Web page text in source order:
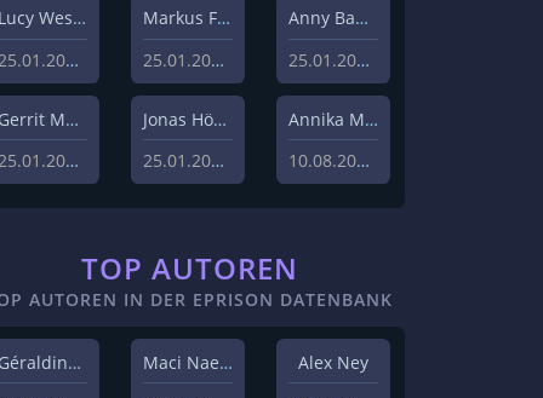
Lucy Westphal
25.01.2024
Markus Fiedler
25.01.2024
Anny Bader
25.01.2024
Gerrit Menk
25.01.2024
Jonas Höger
25.01.2024
Annika Menzel
10.08.2023
TOP AUTOREN
AUTOREN IN DER EPRISON DATENBANK
Géraldine Hohmann
Maci Naeem Cheema
Alex Ney